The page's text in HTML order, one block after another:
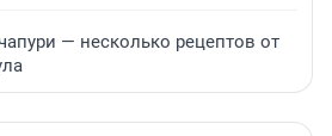
— несколько рецептов от